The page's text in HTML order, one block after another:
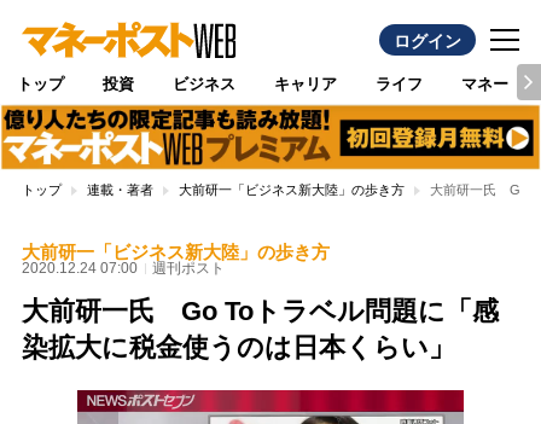
ログイン
トップ 投資 ビジネス キャリア ライフ マネー
トップ 連載・著者 大前研一「ビジネス新大陸」の歩き方 大前研一氏 Go
大前研一「ビジネス新大陸」の歩き方
2020.12.24 07:00 週刊ポスト
大前研一氏 Go Toトラベル問題に「感
染拡大に税金使うのは日本くらい」